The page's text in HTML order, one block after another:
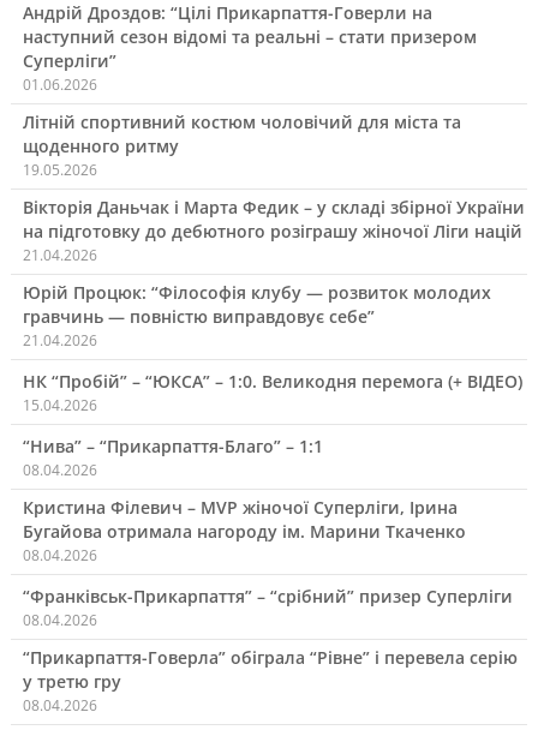
Андрій Дроздов: “Цілі Прикарпаття-Говерли на
наступний сезон відомі та реальні – стати призером
Суперліги”
01.06.2026
Літній спортивний костюм чоловічий для міста та
щоденного ритму
19.05.2026
Вікторія Даньчак і Марта Федик – у складі збірної України
на підготовку до дебютного розіграшу жіночої Ліги націй
21.04.2026
Юрій Процюк: “Філософія клубу — розвиток молодих
гравчинь — повністю виправдовує себе”
21.04.2026
НК “Пробій” – “ЮКСА” – 1:0. Великодня перемога (+ ВІДЕО)
15.04.2026
“Нива” – “Прикарпаття-Благо” – 1:1
08.04.2026
Кристина Філевич – MVP жіночої Суперліги, Ірина
Бугайова отримала нагороду ім. Марини Ткаченко
08.04.2026
“Франківськ-Прикарпаття” – “срібний” призер Суперліги
08.04.2026
“Прикарпаття-Говерла” обіграла “Рівне” і перевела серію
у третю гру
08.04.2026